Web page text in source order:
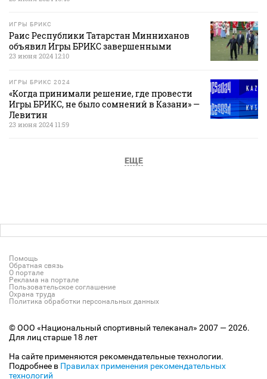
ИГРЫ БРИКС
Раис Республики Татарстан Минниханов
объявил Игры БРИКС завершенными
23 июня 2024 12:10
ИГРЫ БРИКС 2024
«Когда принимали решение, где провести
Игры БРИКС, не было сомнений в Казани» —
Левитин
23 июня 2024 11:59
ЕЩЕ
Помощь
Обратная связь
О портале
Реклама на портале
Пользовательское соглашение
Охрана труда
Политика обработки персональных данных
© ООО «Национальный спортивный телеканал» 2007 — 2026.
Для лиц старше 18 лет
На сайте применяются рекомендательные технологии.
Подробнее в Правилах применения рекомендательных
технологий